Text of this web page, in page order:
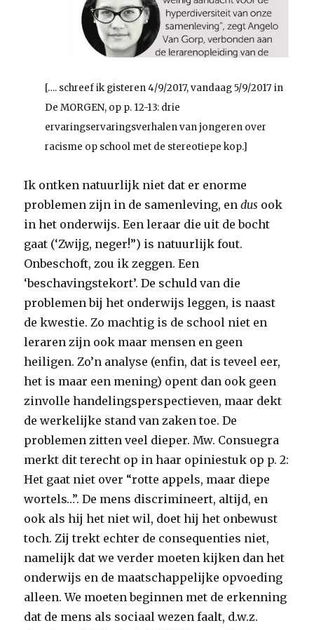
[…. schreef ik gisteren 4/9/2017, vandaag 5/9/2017 in
De MORGEN, op p. 12-13: drie
ervaringservaringsverhalen van jongeren over
racisme op school met de stereotiepe kop.]
Ik ontken natuurlijk niet dat er enorme
problemen zijn in de samenleving, endus ook
in het onderwijs. Een leraar die uit de bocht
gaat (‘Zwijg, neger!”) is natuurlijk fout.
Onbeschoft, zou ik zeggen. Een
‘beschavingstekort’. De schuld van die
problemen bij het onderwijs leggen, is naast
de kwestie. Zo machtig is de school niet en
leraren zijn ook maar mensen en geen
heiligen. Zo’n analyse (enfin, dat is teveel eer,
het is maar een mening) opent dan ook geen
zinvolle handelingsperspectieven, maar dekt
de werkelijke stand van zaken toe. De
problemen zitten veel dieper. Mw. Consuegra
merkt dit terecht op in haar opiniestuk op p. 2:
Het gaat niet over “rotte appels, maar diepe
wortels…”. De mens discrimineert, altijd, en
ook als hij het niet wil, doet hij het onbewust
toch. Zij trekt echter de consequenties niet,
namelijk dat we verder moeten kijken dan het
onderwijs en de maatschappelijke opvoeding
alleen. We moeten beginnen met de erkenning
dat de mens als sociaal wezen faalt, d.w.z.